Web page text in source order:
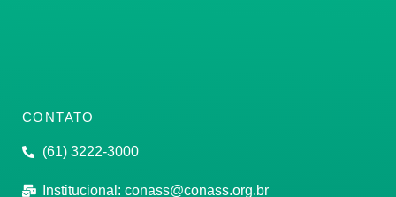
CONTATO
(61) 3222-3000
Institucional: conass@conass.org.br